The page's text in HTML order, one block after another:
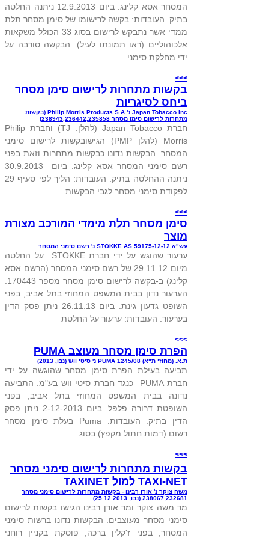
המסחר אסא קלינג. ביום 12.9.2013 ניתנה החלטה
בתיק. העובדות: בקשה לרישומו של סימן מסחר תלת
ממדי אשר נתבקש לרישום בסוג 33 הכולל משקאות
אלכוהוליים (ראו תמונתו לעיל). הבקשה סורבה על
ידי מחלקת סימני
>>>
בקשות מתחרות לרישום סימן מסחר
ביחס לסיגריות
Japan Tobacco Inc נ' Philip Morris Products S.A (בקשות
מתחרות לרישום סימן מסחר 238943,236442,235858)
חברת Japan Tobacco (להלן: TJ) וחברת Philip
Morris (להלן PMP) הגישובקשות לרישום סימני
המסחר. הבקשות נדונו כבקשות מתחרות וזאת בפני
רשם סימני המסחר אסא קלינג. ביום 30.9.2013
ניתנה ההחלטה בתיק. העובדות: הליך לפי סעיף 29
לפקודת סימני מסחר לגבי הבקשות
>>>
סימן מסחר תלת מימדי המורכב מצורת
מוצר
עש"א 59175-12-12 STOKKE AS נ' רשם סימני המסחר
ערעור שהוגש על ידי חברת STOKKE על החלטה
מיום 29.11.12 של רשם סימני המסחר (הרשם אסא
הערעור נדון בבית המשפט המחוזי בתל אביב, בפני
השופט גדעון גינת. ביום 26.11.13 ניתן פסק הדין
בערעור. העובדות: ערעור על החלטת
>>>
הפרת סימן מסחר מעוצב PUMA
ת.א. (מחוזי ת"א) 1245/08 PUMA נ' סיטי ווש (נבו, 2013)
תביעה בעילת הפרת סימן מסחר שהוגשה על ידי
חברת PUMA כנגד חברת סיטי ווש בע"מ. התביעה
נדונה בבית המשפט המחוזי בתל אביב, בפני
השופטת דרורה פלפל. ביום 2-12-2013 ניתן פסק
הדין בתיק. העובדות: Puma בעלת סימן מסחר
רשום (דמות חתול מקפץ) בסוג
>>>
בקשות מתחרות לרישום סימני מסחר
TAXI-NET למול TAXINET
משה צוקר נ' אורן רבינו - בקשות מתחרות לרישום סימני מסחר
238067,232681 (נבו, 25.12.2013)
מר משה צוקר ומר אורן רבינו הגישו בקשות לרישום
סימני מסחר מעוצבים. הבקשות נדונו ברשות סימני
המסחר, בפני ז'קלין ברכה, פוסקת בקניין רוחני